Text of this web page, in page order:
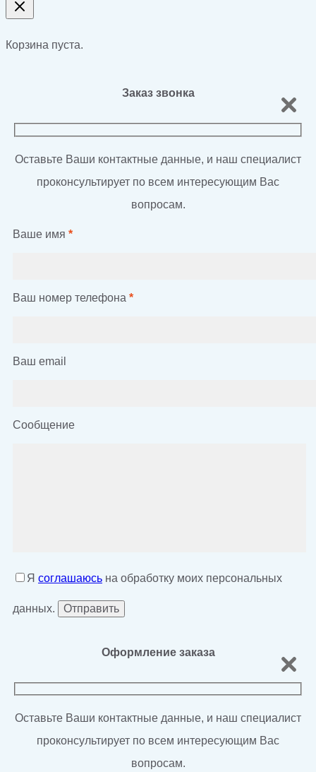
Корзина пуста.
Заказ звонка
Оставьте Ваши контактные данные, и наш специалист
проконсультирует по всем интересующим Вас
вопросам.
Ваше имя *
Ваш номер телефона *
Ваш email
Сообщение
Я соглашаюсь на обработку моих персональных
данных.
Оформление заказа
Оставьте Ваши контактные данные, и наш специалист
проконсультирует по всем интересующим Вас
вопросам.